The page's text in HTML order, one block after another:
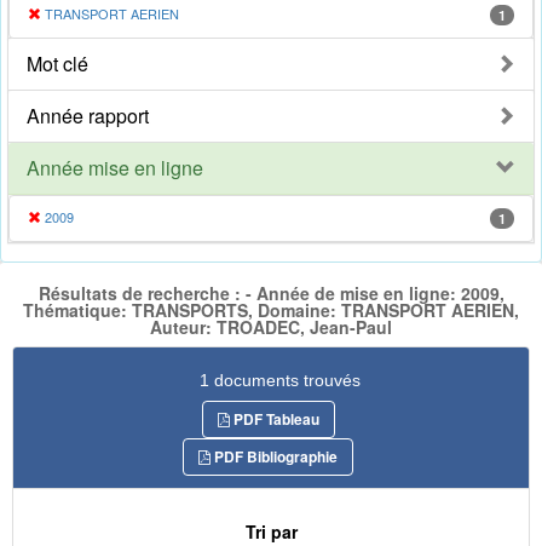
TRANSPORT AERIEN 1
Mot clé
Année rapport
Année mise en ligne
2009 1
Résultats de recherche : - Année de mise en ligne: 2009,
Thématique: TRANSPORTS, Domaine: TRANSPORT AERIEN,
Auteur: TROADEC, Jean-Paul
1 documents trouvés
PDF Tableau
PDF Bibliographie
Tri par